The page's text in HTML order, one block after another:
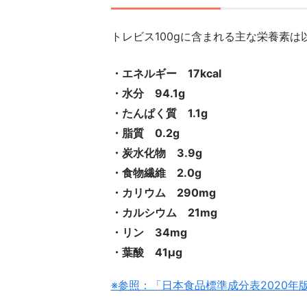
トレビス100gに含まれる主な栄養素は
・エネルギー 17kcal
・水分 94.1g
・たんぱく質 1.1g
・脂質 0.2g
・炭水化物 3.9g
・食物繊維 2.0g
・カリウム 290mg
・カルシウム 21mg
・リン 34mg
・葉酸 41μg
※参照：「日本食品標準成分表2020年